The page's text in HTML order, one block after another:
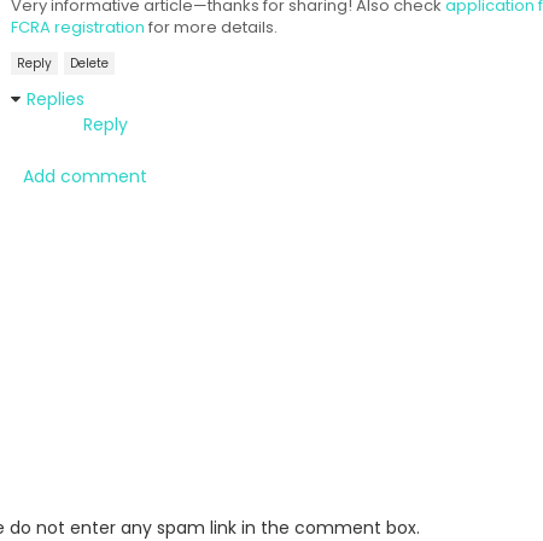
Very informative article—thanks for sharing! Also check application
FCRA registration for more details.
Reply Delete
Replies
Reply
Add comment
do not enter any spam link in the comment box.